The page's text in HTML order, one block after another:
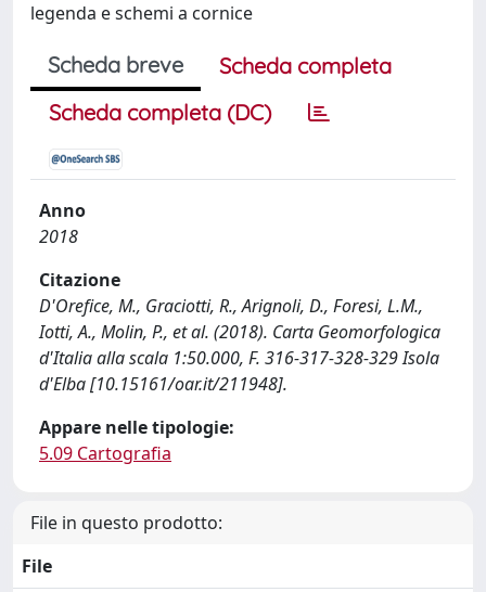
legenda e schemi a cornice
Scheda breve
Scheda completa
Scheda completa (DC)
Anno
2018
Citazione
D'Orefice, M., Graciotti, R., Arignoli, D., Foresi, L.M.,
Iotti, A., Molin, P., et al. (2018). Carta Geomorfologica
d'Italia alla scala 1:50.000, F. 316-317-328-329 Isola
d'Elba [10.15161/oar.it/211948].
Appare nelle tipologie:
5.09 Cartografia
File in questo prodotto:
File